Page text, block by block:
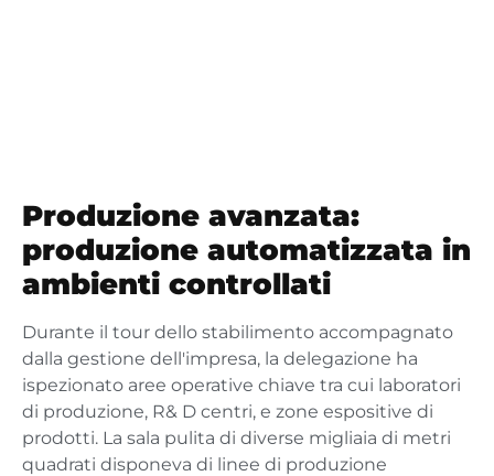
Produzione avanzata:
produzione automatizzata in
ambienti controllati
Durante il tour dello stabilimento accompagnato
dalla gestione dell'impresa, la delegazione ha
ispezionato aree operative chiave tra cui laboratori
di produzione, R& D centri, e zone espositive di
prodotti. La sala pulita di diverse migliaia di metri
quadrati disponeva di linee di produzione